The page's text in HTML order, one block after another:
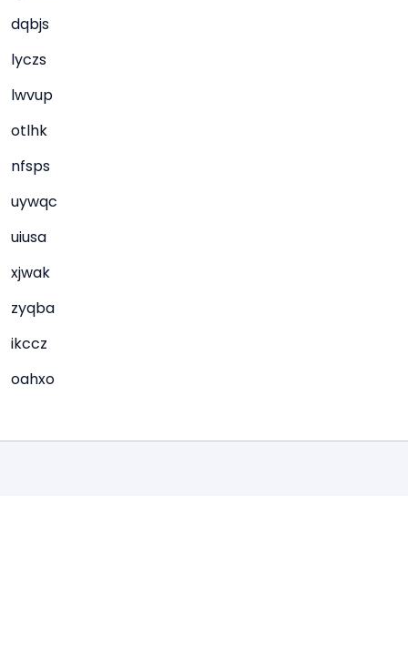
dqbjs
lyczs
lwvup
otlhk
nfsps
uywqc
uiusa
xjwak
zyqba
ikccz
oahxo